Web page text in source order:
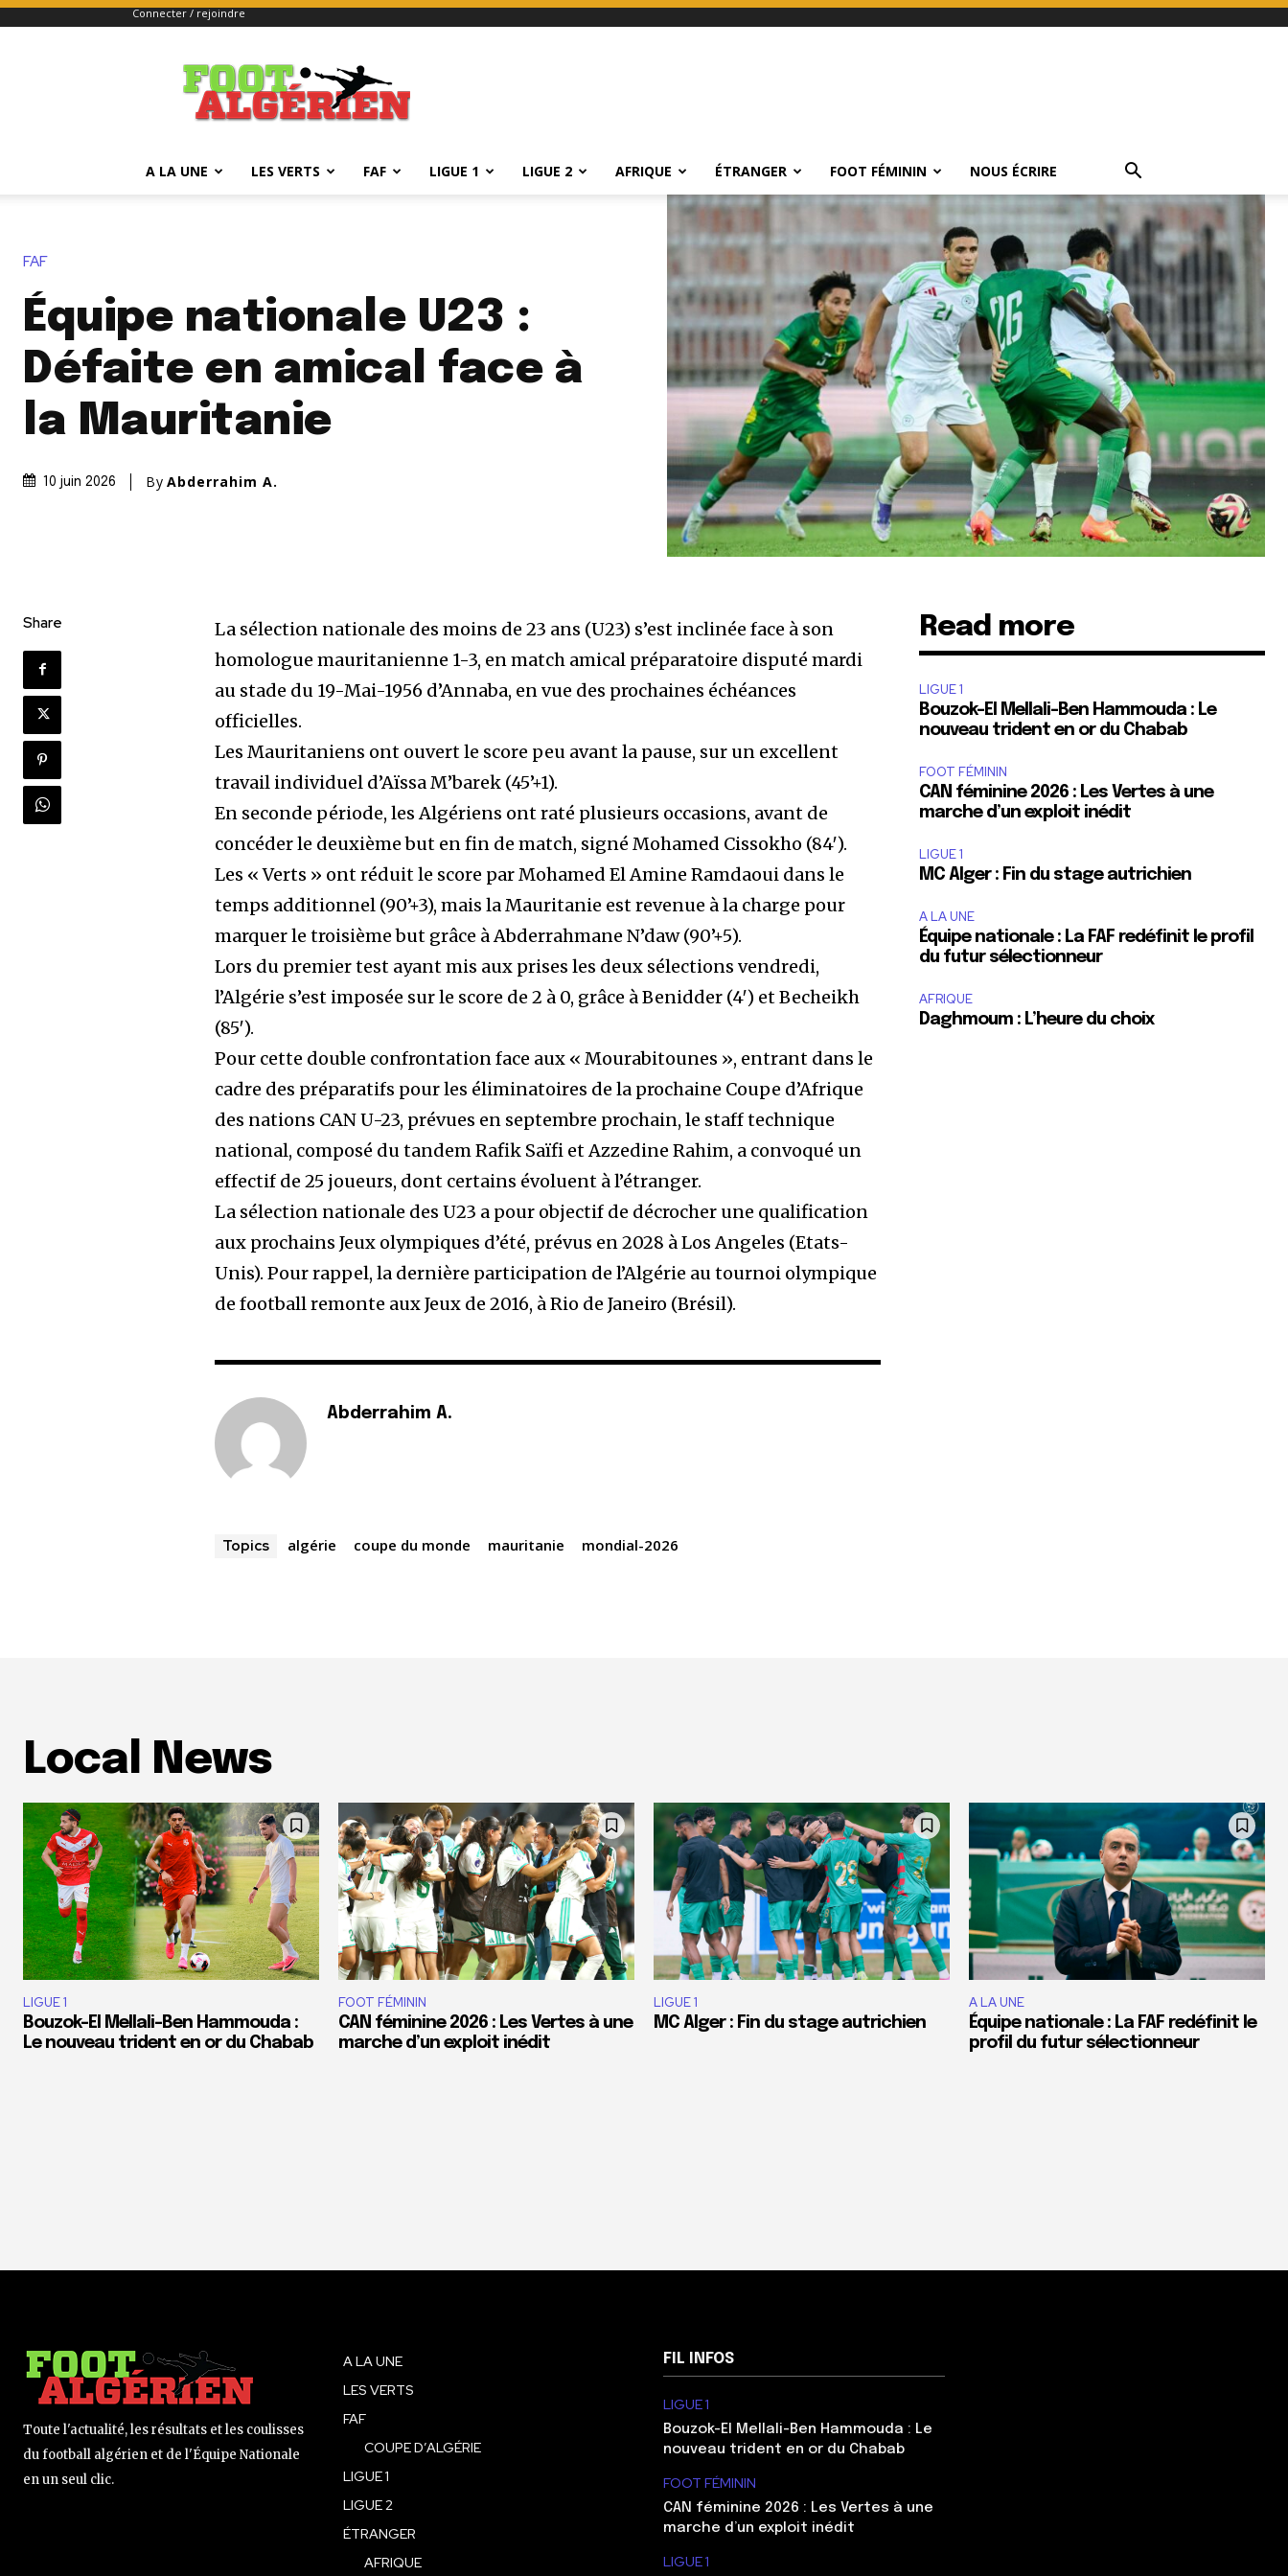
Connecter / rejoindre
FOOTALGERIEN
A LA UNE LES VERTS FAF LIGUE 1 LIGUE 2 AFRIQUE ÉTRANGER FOOT FÉMININ NOUS ÉCRIRE
FAF
Équipe nationale U23 :
Défaite en amical face à
la Mauritanie
10 juin 2026 By Abderrahim A.
Share
La sélection nationale des moins de 23 ans (U23) s’est inclinée face à son
homologue mauritanienne 1-3, en match amical préparatoire disputé mardi
au stade du 19-Mai-1956 d’Annaba, en vue des prochaines échéances
officielles.
Les Mauritaniens ont ouvert le score peu avant la pause, sur un excellent
travail individuel d’Aïssa M’barek (45’+1).
En seconde période, les Algériens ont raté plusieurs occasions, avant de
concéder le deuxième but en fin de match, signé Mohamed Cissokho (84′).
Les « Verts » ont réduit le score par Mohamed El Amine Ramdaoui dans le
temps additionnel (90’+3), mais la Mauritanie est revenue à la charge pour
marquer le troisième but grâce à Abderrahmane N’daw (90’+5).
Lors du premier test ayant mis aux prises les deux sélections vendredi,
l’Algérie s’est imposée sur le score de 2 à 0, grâce à Benidder (4′) et Becheikh
(85′).
Pour cette double confrontation face aux « Mourabitounes », entrant dans le
cadre des préparatifs pour les éliminatoires de la prochaine Coupe d’Afrique
des nations CAN U-23, prévues en septembre prochain, le staff technique
national, composé du tandem Rafik Saïfi et Azzedine Rahim, a convoqué un
effectif de 25 joueurs, dont certains évoluent à l’étranger.
La sélection nationale des U23 a pour objectif de décrocher une qualification
aux prochains Jeux olympiques d’été, prévus en 2028 à Los Angeles (Etats-
Unis). Pour rappel, la dernière participation de l’Algérie au tournoi olympique
de football remonte aux Jeux de 2016, à Rio de Janeiro (Brésil).
Abderrahim A.
Topics algérie coupe du monde mauritanie mondial-2026
Read more
LIGUE 1
Bouzok-El Mellali-Ben Hammouda : Le
nouveau trident en or du Chabab
FOOT FÉMININ
CAN féminine 2026 : Les Vertes à une
marche d’un exploit inédit
LIGUE 1
MC Alger : Fin du stage autrichien
A LA UNE
Équipe nationale : La FAF redéfinit le profil
du futur sélectionneur
AFRIQUE
Daghmoum : L’heure du choix
Local News
LIGUE 1
Bouzok-El Mellali-Ben Hammouda :
Le nouveau trident en or du Chabab
FOOT FÉMININ
CAN féminine 2026 : Les Vertes à une
marche d’un exploit inédit
LIGUE 1
MC Alger : Fin du stage autrichien
A LA UNE
Équipe nationale : La FAF redéfinit le
profil du futur sélectionneur
Toute l'actualité, les résultats et les coulisses
du football algérien et de l'Équipe Nationale
en un seul clic.
A LA UNE
LES VERTS
FAF
COUPE D’ALGÉRIE
LIGUE 1
LIGUE 2
ÉTRANGER
AFRIQUE
FIL INFOS
LIGUE 1
Bouzok-El Mellali-Ben Hammouda : Le
nouveau trident en or du Chabab
FOOT FÉMININ
CAN féminine 2026 : Les Vertes à une
marche d’un exploit inédit
LIGUE 1